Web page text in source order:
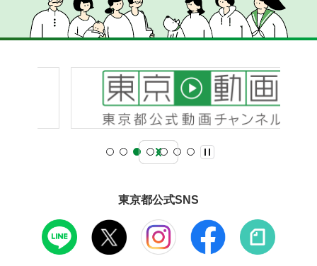
東京都公式SNS